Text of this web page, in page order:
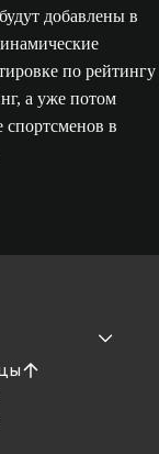
добавлены в
по рейтингу
а уже потом
в